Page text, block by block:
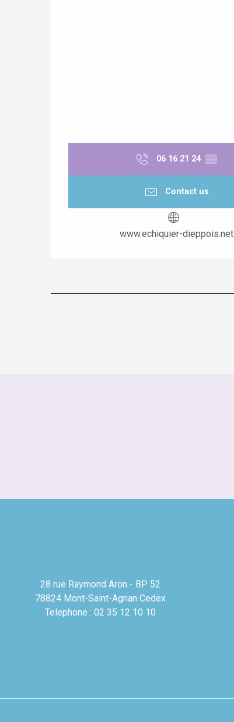
06 16 21 24 ▒▒
Contact us
www.echiquier-dieppois.net
28 rue Raymond Aron - BP 52
78824 Mont-Saint-Agnan Cedex
Telephone : 02 35 12 10 10